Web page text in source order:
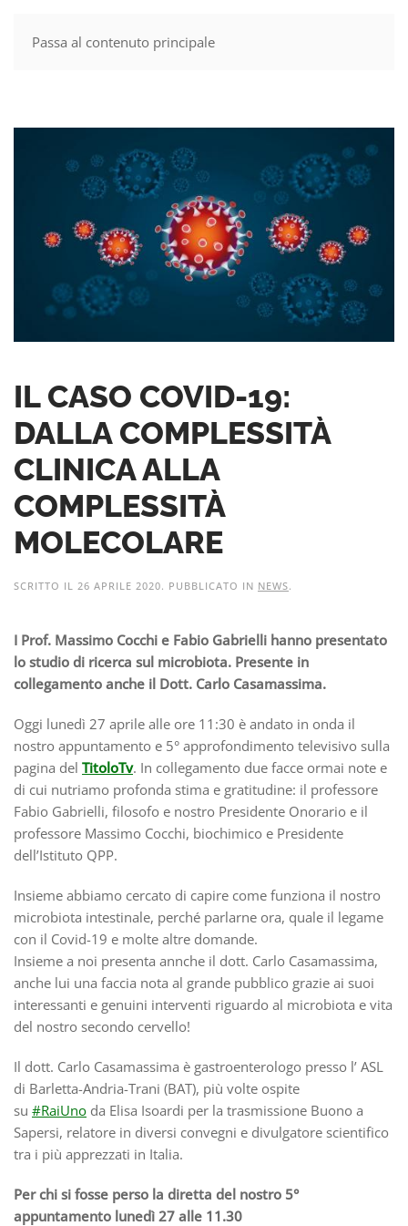
Passa al contenuto principale
MENU
IL CASO COVID-19:
DALLA COMPLESSITÀ
CLINICA ALLA
COMPLESSITÀ
MOLECOLARE
SCRITTO IL 26 APRILE 2020. PUBBLICATO IN NEWS.
I Prof. Massimo Cocchi e Fabio Gabrielli hanno presentato
lo studio di ricerca sul microbiota. Presente in
collegamento anche il Dott. Carlo Casamassima.
Oggi lunedì 27 aprile alle ore 11:30 è andato in onda il
nostro appuntamento e 5° approfondimento televisivo sulla
pagina del TitoloTv. In collegamento due facce ormai note e
di cui nutriamo profonda stima e gratitudine: il professore
Fabio Gabrielli, filosofo e nostro Presidente Onorario e il
professore Massimo Cocchi, biochimico e Presidente
dell’Istituto QPP.
Insieme abbiamo cercato di capire come funziona il nostro
microbiota intestinale, perché parlarne ora, quale il legame
con il Covid-19 e molte altre domande.
Insieme a noi presenta annche il dott. Carlo Casamassima,
anche lui una faccia nota al grande pubblico grazie ai suoi
interessanti e genuini interventi riguardo al microbiota e vita
del nostro secondo cervello!
Il dott. Carlo Casamassima è gastroenterologo presso l’ ASL
di Barletta-Andria-Trani (BAT), più volte ospite
su #RaiUno da Elisa Isoardi per la trasmissione Buono a
Sapersi, relatore in diversi convegni e divulgatore scientifico
tra i più apprezzati in Italia.
Per chi si fosse perso la diretta del nostro 5°
appuntamento lunedì 27 alle 11.30